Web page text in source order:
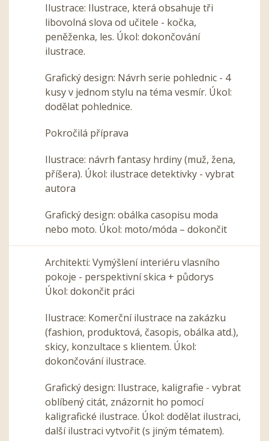
Ilustrace: Ilustrace, která obsahuje tři
libovolná slova od učitele - kočka,
peněženka, les. Úkol: dokončování
ilustrace.
Grafický design: Návrh serie pohlednic - 4
kusy v jednom stylu na téma vesmír. Úkol:
dodělat pohlednice.
Pokročilá příprava
Ilustrace: návrh fantasy hrdiny (muž, žena,
příšera). Úkol: ilustrace detektivky - vybrat
autora
Grafický design: obálka casopisu moda
nebo moto. Úkol: moto/móda – dokončit
Architekti: Vymýšlení interiéru vlasního
pokoje - perspektivní skica + půdorys
Úkol: dokončit práci
Ilustrace: Komerční ilustrace na zakázku
(fashion, produktová, časopis, obálka atd.),
skicy, konzultace s klientem. Úkol:
dokončování ilustrace.
Grafický design: Ilustrace, kaligrafie - vybrat
oblíbený citát, znázornit ho pomocí
kaligrafické ilustrace. Úkol: dodělat ilustraci,
další ilustraci vytvořit (s jiným tématem).